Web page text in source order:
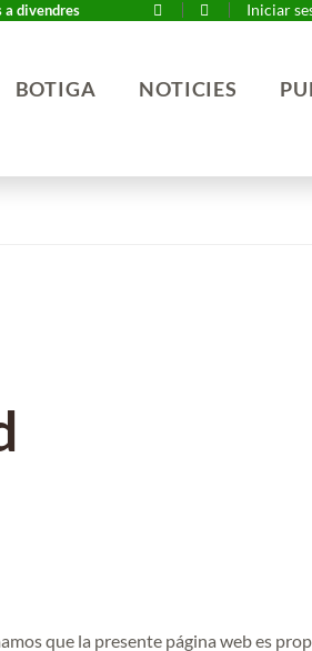
divendres Iniciar
BOTIGA NOTICIES
que la presente página web es